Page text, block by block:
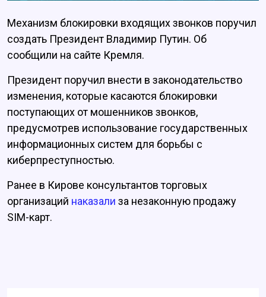
Механизм блокировки входящих звонков поручил
создать Президент Владимир Путин. Об
сообщили на сайте Кремля.
Президент поручил внести в законодательство
изменения, которые касаются блокировки
поступающих от мошенников звонков,
предусмотрев использование государственных
информационных систем для борьбы с
киберпреступностью.
Ранее в Кирове консультантов торговых
организаций наказали за незаконную продажу
SIM-карт.